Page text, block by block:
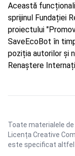
Această
sprijinul Fundației
proiectului
SaveEcoBot în
poziția autorilor și
Renaștere
Toate materialele
Licența Creative
este specificat altfel